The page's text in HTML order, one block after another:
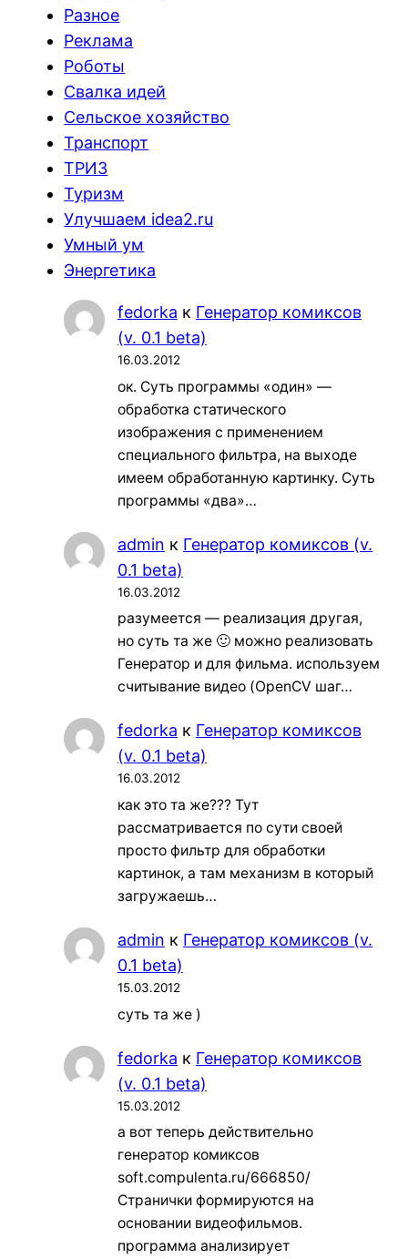
Разное
Реклама
Роботы
Свалка идей
Сельское хозяйство
Транспорт
ТРИЗ
Туризм
Улучшаем idea2.ru
Умный ум
Энергетика
fedorka к Генератор комиксов
(v. 0.1 beta)
16.03.2012
ок. Суть программы «один» —
обработка статического
изображения с применением
специального фильтра, на выходе
имеем обработанную картинку. Суть
программы «два»…
admin к Генератор комиксов (v.
0.1 beta)
16.03.2012
разумеется — реализация другая,
но суть та же 🙂 можно реализовать
Генератор и для фильма. используем
считывание видео (OpenCV шаг…
fedorka к Генератор комиксов
(v. 0.1 beta)
16.03.2012
как это та же??? Тут
рассматривается по сути своей
просто фильтр для обработки
картинок, а там механизм в который
загружаешь…
admin к Генератор комиксов (v.
0.1 beta)
15.03.2012
суть та же )
fedorka к Генератор комиксов
(v. 0.1 beta)
15.03.2012
а вот теперь действительно
генератор комиксов
soft.compulenta.ru/666850/
Странички формируются на
основании видеофильмов.
программа анализирует